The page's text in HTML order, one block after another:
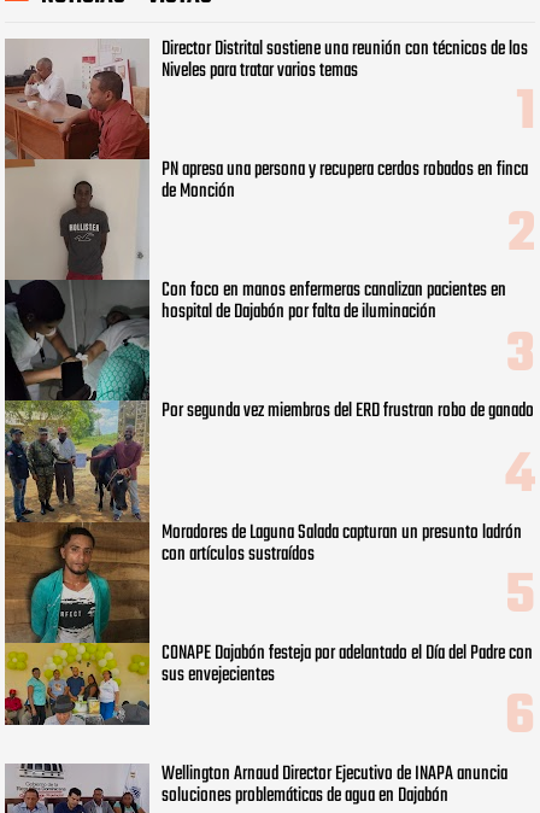
Director Distrital sostiene una reunión con técnicos de los
Niveles para tratar varios temas
PN apresa una persona y recupera cerdos robados en finca
de Monción
Con foco en manos enfermeras canalizan pacientes en
hospital de Dajabón por falta de iluminación
Por segunda vez miembros del ERD frustran robo de ganado
Moradores de Laguna Salada capturan un presunto ladrón
con artículos sustraídos
CONAPE Dajabón festeja por adelantado el Día del Padre con
sus envejecientes
Wellington Arnaud Director Ejecutivo de INAPA anuncia
soluciones problemáticas de agua en Dajabón